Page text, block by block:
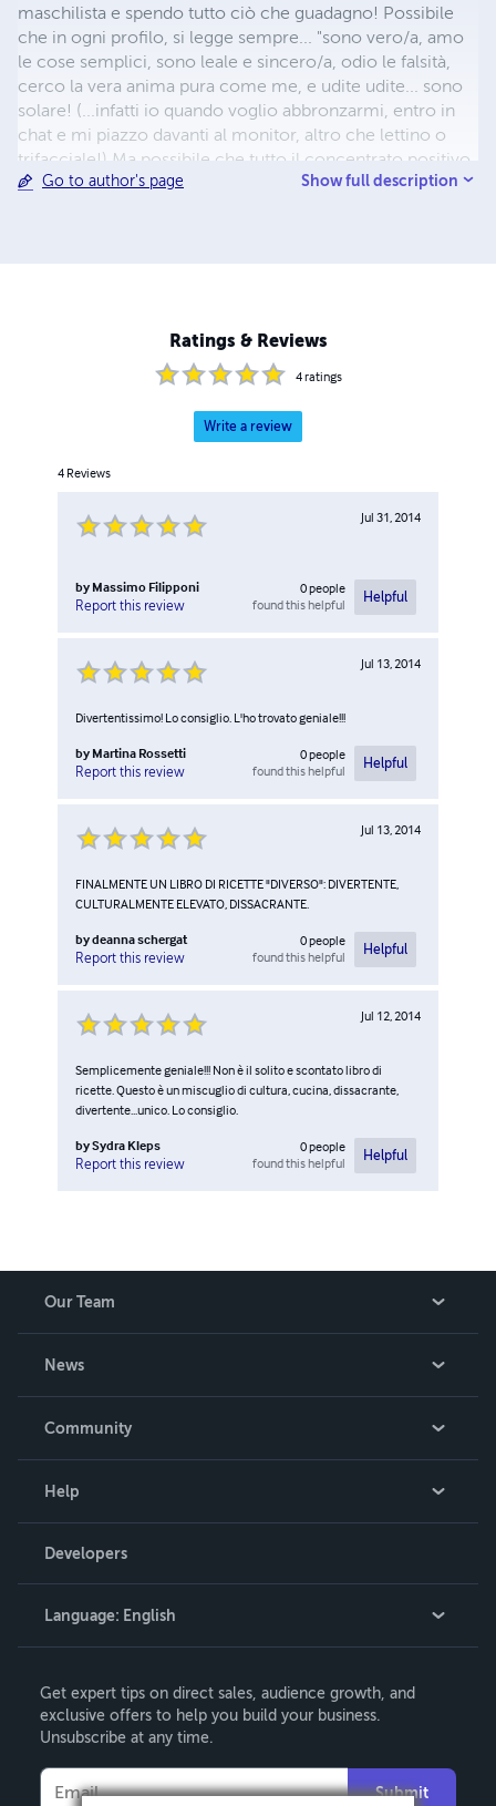
maschilista e spendo tutto ciò che guadagno! Possibile
che in ogni profilo, si legge sempre... "sono vero/a, amo
le cose semplici, sono leale e sincero/a, odio le falsità,
cerco la vera anima pura come me, e udite udite... sono
solare! (...infatti io quando voglio abbronzarmi, entro in
chat e mi piazzo davanti al monitor, altro che lettino o
trifacciale!) Ma possibile che tutto il concentrato positivo
dell'umanità è nei profili in internet?... E i cattivi?
Go to author's page Show full description
Ratings & Reviews
4ratings
Write a review
4Reviews
Jul 31, 2014
byMassimo Filipponi
Report this review
0people
found this helpful Helpful
Jul 13, 2014
Divertentissimo! Lo consiglio. L'ho trovato geniale!!!
byMartina Rossetti
Report this review
0people
found this helpful Helpful
Jul 13, 2014
FINALMENTE UN LIBRO DI RICETTE "DIVERSO": DIVERTENTE,
CULTURALMENTE ELEVATO, DISSACRANTE.
bydeanna schergat
Report this review
0people
found this helpful Helpful
Jul 12, 2014
Semplicemente geniale!!! Non è il solito e scontato libro di
ricette. Questo è un miscuglio di cultura, cucina, dissacrante,
divertente...unico. Lo consiglio.
bySydra Kleps
Report this review
0people
found this helpful Helpful
Our Team
News
Community
Podcast
Help
Order Lookup
Knowledge Base
Contact Support
Developers
Language: English
Deutsch
Français
Get expert tips on direct sales, audience growth, and
exclusive offers to help you build your business.
Unsubscribe at any time.
Submit